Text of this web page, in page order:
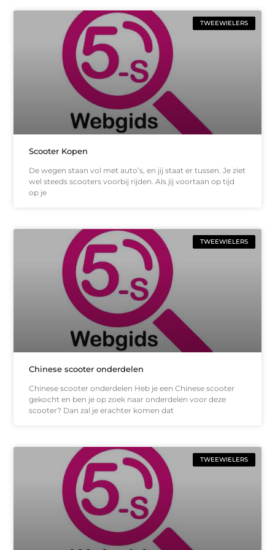
TWEEWIELERS
Scooter Kopen
De wegen staan vol met auto’s, en jij staat er tussen. Je ziet
wel steeds scooters voorbij rijden. Als jij voortaan op tijd
op je
TWEEWIELERS
Chinese scooter onderdelen
Chinese scooter onderdelen Heb je een Chinese scooter
gekocht en ben je op zoek naar onderdelen voor deze
scooter? Dan zal je erachter komen dat
TWEEWIELERS